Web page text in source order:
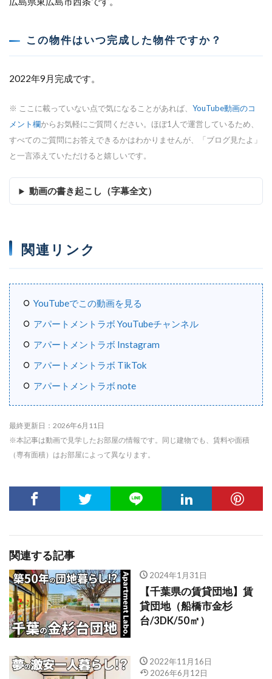
この物件はいつ完成した物件ですか？
2022年9月完成です。
※ ここに載っていない点で気になることがあれば、 YouTube動画のコ
メント欄からお気軽にご質問ください。ほぼ1人で運営しているため、
すべてのご質問にお答えできるかはわかりませんが、「ブログ見たよ」
と一言添えていただけると嬉しいです。
動画の書き起こし（字幕全文）
関連リンク
YouTubeでこの動画を見る
アパートメントラボ YouTubeチャンネル
アパートメントラボ Instagram
アパートメントラボ TikTok
アパートメントラボ note
最終更新日：2026年6月11日
※本記事は動画で見学したお部屋の情報です。同じ建物でも、賃料や面積
（専有面積）はお部屋によって異なります。
関連する記事
2024年1月31日
【千葉県の賃貸団地】賃
貸団地（船橋市金杉
台/3DK/50㎡）
2022年11月16日
2026年6月12日